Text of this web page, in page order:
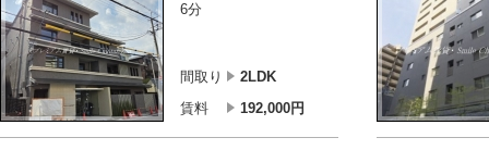
6分
間取り
2LDK
賃料
192,000円